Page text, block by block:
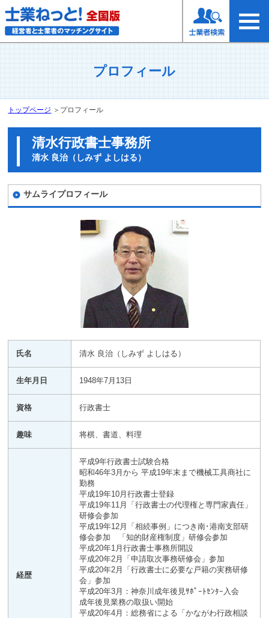
プロフィール
トップページ ＞ プロフィール
清水行政書士事務所
清水 良治（しみず よしはる）
サムライプロフィール
氏名 清水 良治（しみず よしはる）
生年月日 1948年7月13日
資格 行政書士
趣味 将棋、書道、料理
経歴
平成9年行政書士試験合格
昭和46年3月から 平成19年末まで機械工具商社に
勤務
平成19年10月行政書士登録
平成19年11月「行政書士の代理権と専門家責任」
研修会参加
平成19年12月「相続事例」につき南･港南支部研
修会参加 「知的財産権制度」研修会参加
平成20年1月行政書士事務所開設
平成20年2月「申請取次事務研修会」参加
平成20年2月「行政書士に必要な戸籍の実務研修
会」参加
平成20年3月：神奈川成年後見ｻﾎﾟｰﾄｾﾝﾀｰ入会
成年後見業務の取扱い開始
平成20年4月：総務省による「かながわ行政相談